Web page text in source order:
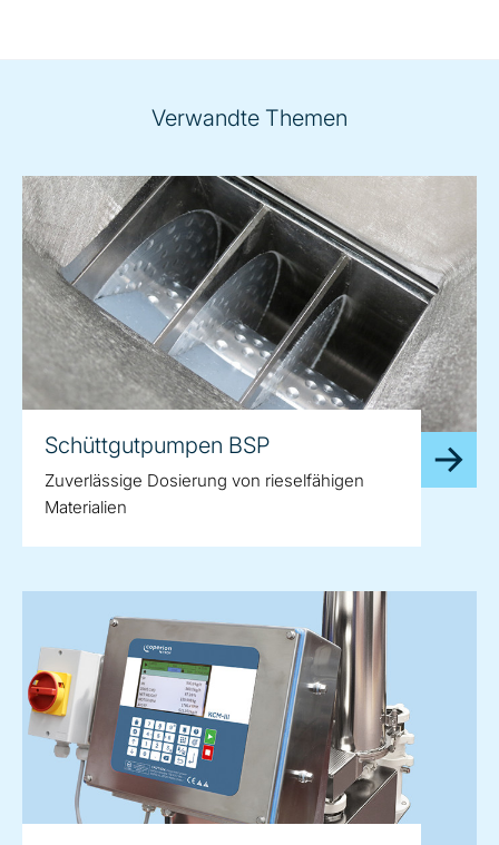
Verwandte Themen
Schüttgutpumpen BSP
Zuverlässige Dosierung von rieselfähigen
Materialien